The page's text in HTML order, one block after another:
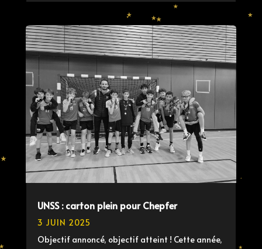
UNSS : carton plein pour Chepfer
3 JUIN 2025
Objectif annoncé, objectif atteint ! Cette année,